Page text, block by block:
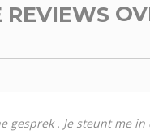
REVIEWS
gesprek . Je steunt me